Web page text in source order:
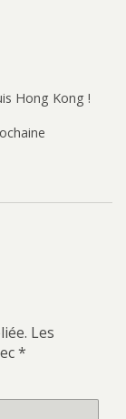
Hong Kong !
Les
*